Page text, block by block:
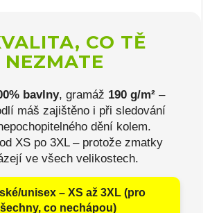
CO TĚ
NEZMATE
bavlny, gramáž 190 g/m²–
máš zajištěno i při sledování
dění kolem.
XS po 3XL – protože zmatky
ve všech velikostech.
unisex – XS až 3XL (pro
co nechápou)